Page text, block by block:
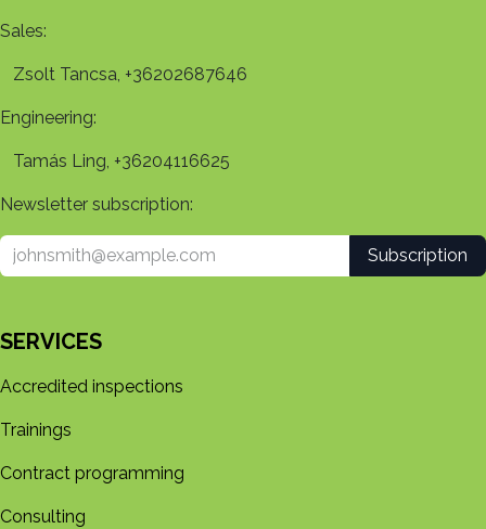
Sales:
Zsolt Tancsa, +36202687646
Engineering:
Tamás Ling, +36204116625
Newsletter subscription:
Subscription
SERVICES
Accredited inspections
Trainings
Contract programming
Consulting